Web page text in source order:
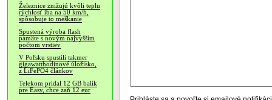
Železnice znižujú kvôli teplu
rýchlosť iba na 50 km/h,
spôsobuje to meškanie
Spustená výroba flash
pamäte s novým najvyšším
počtom vrstiev
V Poľsku spustili takmer
gigawatthodinové úložisko,
z LiFePO4 článkov
Telekom pridal 12 GB balík
pre Easy, chce zaň 12 eur